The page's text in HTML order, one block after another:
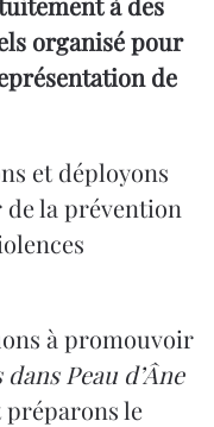
organisé pour
de
et déployons
la prévention
à promouvoir
Peau d’Âne
préparons le